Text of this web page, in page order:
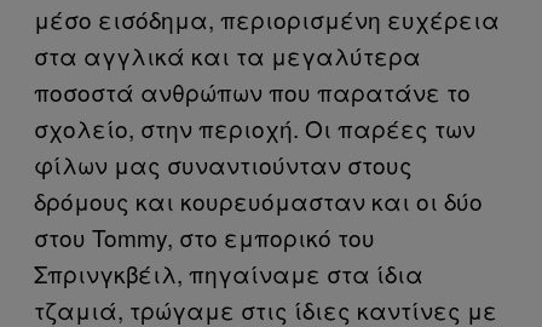
μέσο εισόδημα, περιορισμένη ευχέρεια
στα αγγλικά και τα μεγαλύτερα
ποσοστά ανθρώπων που παρατάνε το
σχολείο, στην περιοχή. Οι παρέες των
φίλων μας συναντιούνταν στους
δρόμους και κουρευόμασταν και οι δύο
στου Tommy, στο εμπορικό του
Σπρινγκβέιλ, πηγαίναμε στα ίδια
τζαμιά, τρώγαμε στις ίδιες καντίνες με